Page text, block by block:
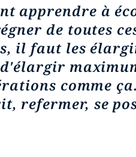
apprendre à
de toutes
il faut les
comme
refermer, se